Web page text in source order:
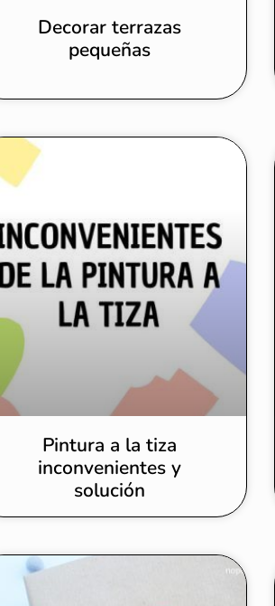
Decorar terrazas
pequeñas
Pintura a la tiza
inconvenientes y
solución